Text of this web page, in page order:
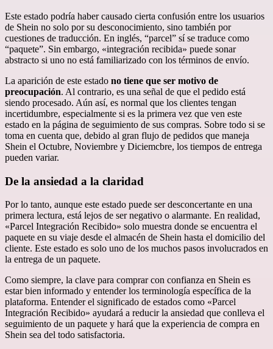
Este estado podría haber causado cierta confusión entre los usuarios
de Shein no solo por su desconocimiento, sino también por
cuestiones de traducción. En inglés, “parcel” sí se traduce como
“paquete”. Sin embargo, «integración recibida» puede sonar
abstracto si uno no está familiarizado con los términos de envío.
La aparición de este estado no tiene que ser motivo de
preocupación. Al contrario, es una señal de que el pedido está
siendo procesado. Aún así, es normal que los clientes tengan
incertidumbre, especialmente si es la primera vez que ven este
estado en la página de seguimiento de sus compras. Sobre todo si se
toma en cuenta que, debido al gran flujo de pedidos que maneja
Shein el Octubre, Noviembre y Diciemcbre, los tiempos de entrega
pueden variar.
De la ansiedad a la claridad
Por lo tanto, aunque este estado puede ser desconcertante en una
primera lectura, está lejos de ser negativo o alarmante. En realidad,
«Parcel Integración Recibido» solo muestra donde se encuentra el
paquete en su viaje desde el almacén de Shein hasta el domicilio del
cliente. Este estado es solo uno de los muchos pasos involucrados en
la entrega de un paquete.
Como siempre, la clave para comprar con confianza en Shein es
estar bien informado y entender los terminología específica de la
plataforma. Entender el significado de estados como «Parcel
Integración Recibido» ayudará a reducir la ansiedad que conlleva el
seguimiento de un paquete y hará que la experiencia de compra en
Shein sea del todo satisfactoria.